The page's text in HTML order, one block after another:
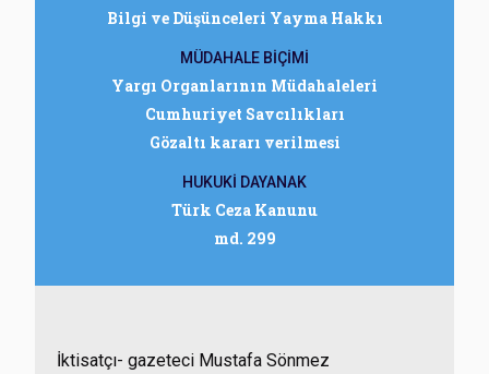
Bilgi ve Düşünceleri Yayma Hakkı
MÜDAHALE BİÇİMİ
Yargı Organlarının Müdahaleleri
Cumhuriyet Savcılıkları
Gözaltı kararı verilmesi
HUKUKİ DAYANAK
Türk Ceza Kanunu
md. 299
İktisatçı- gazeteci Mustafa Sönmez